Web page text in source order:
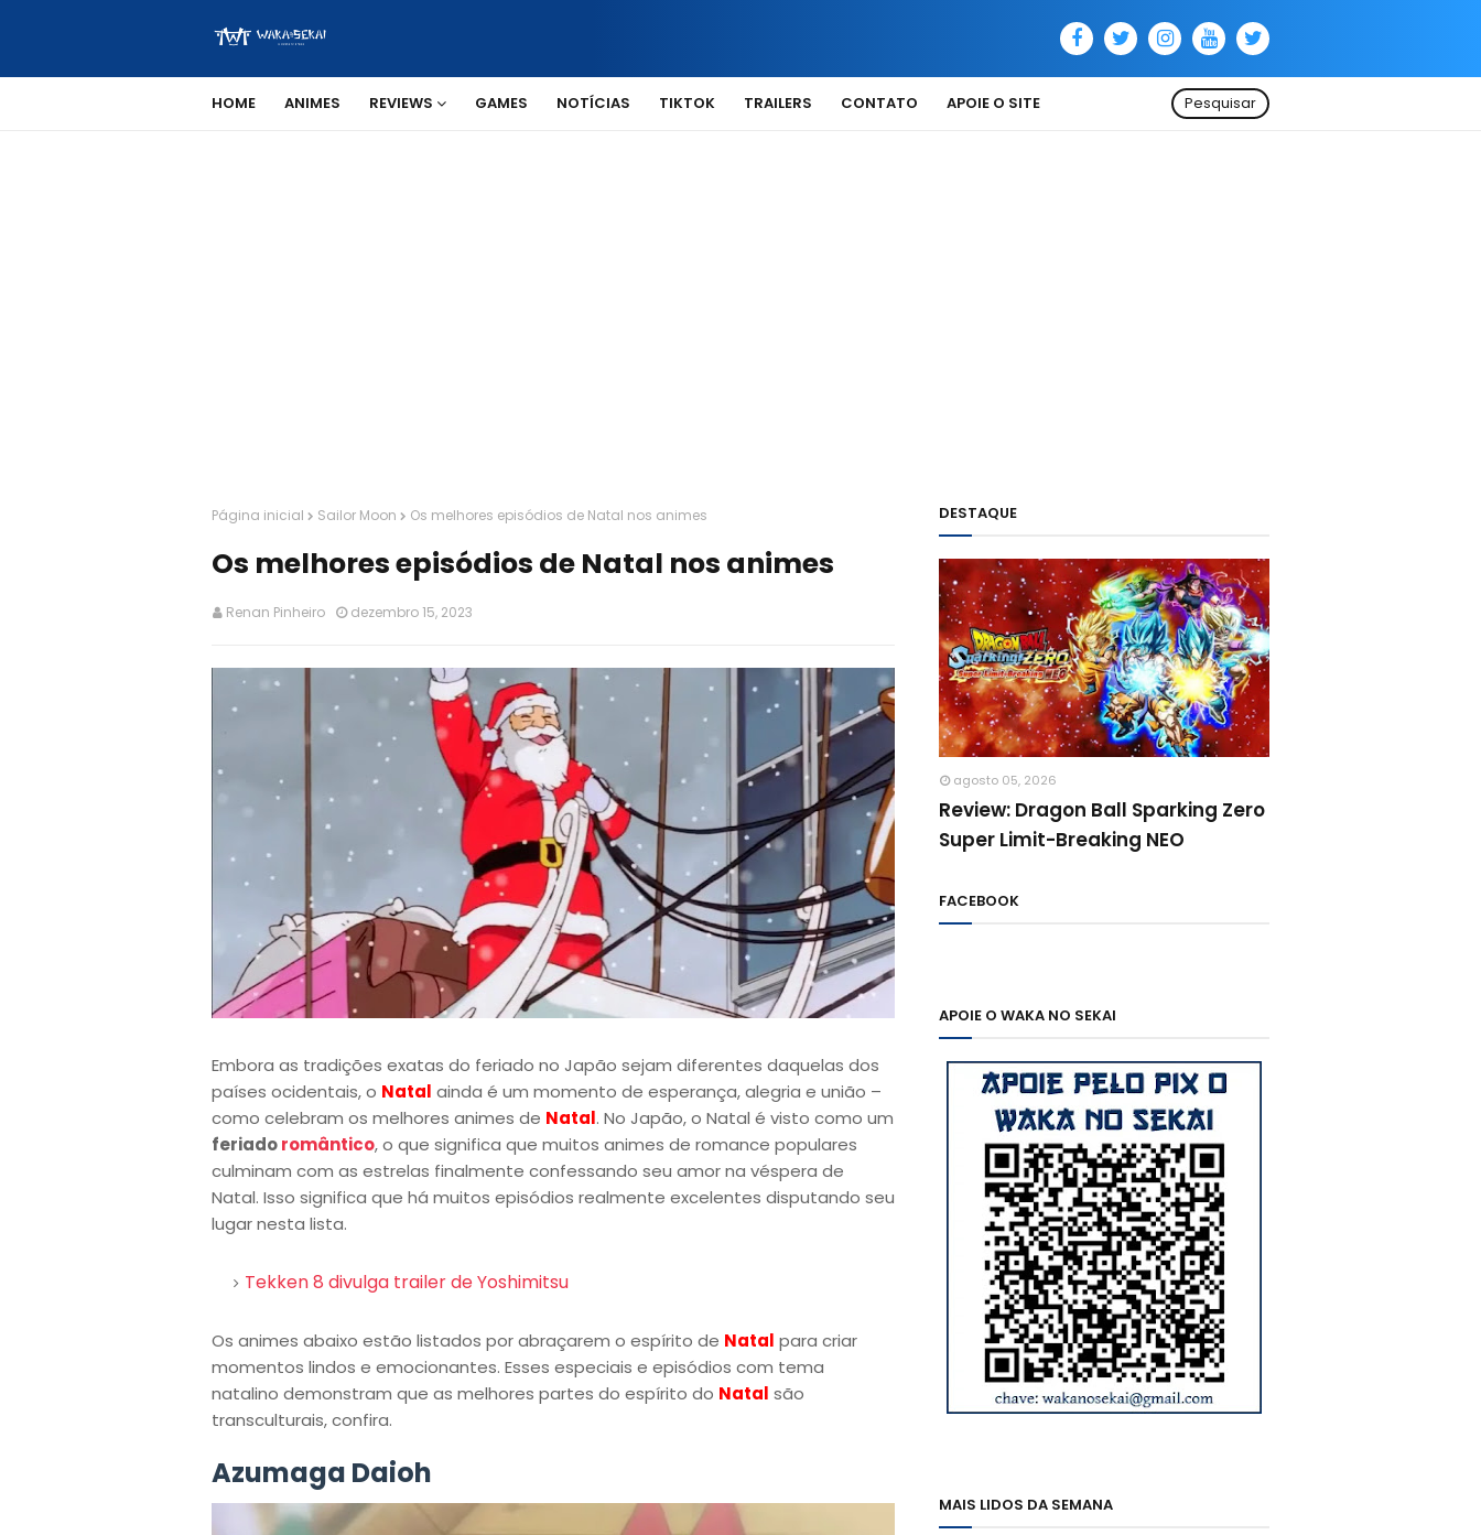
HOME ANIMES REVIEWS GAMES NOTÍCIAS TIKTOK TRAILERS CONTATO APOIE O SITE Pesquisar
Página inicial Sailor Moon Os melhores episódios de Natal nos animes
Os melhores episódios de Natal nos animes
Renan Pinheiro dezembro 15, 2023
Embora as tradições exatas do feriado no Japão sejam diferentes daquelas dos
países ocidentais, o Natal ainda é um momento de esperança, alegria e união –
como celebram os melhores animes de Natal. No Japão, o Natal é visto como um
feriadoromântico, o que significa que muitos animes de romance populares
culminam com as estrelas finalmente confessando seu amor na véspera de
Natal. Isso significa que há muitos episódios realmente excelentes disputando seu
lugar nesta lista.
Tekken 8 divulga trailer de Yoshimitsu
Os animes abaixo estão listados por abraçarem o espírito de Natal para criar
momentos lindos e emocionantes. Esses especiais e episódios com tema
natalino demonstram que as melhores partes do espírito do Natal são
transculturais, confira.
Azumaga Daioh
DESTAQUE
agosto 05, 2026
Review: Dragon Ball Sparking Zero
Super Limit-Breaking NEO
FACEBOOK
APOIE O WAKA NO SEKAI
MAIS LIDOS DA SEMANA